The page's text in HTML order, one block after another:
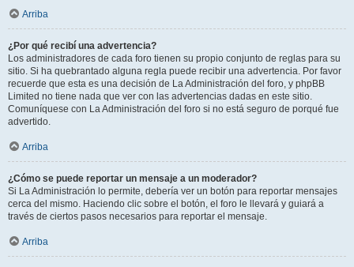
Arriba
¿Por qué recibí una advertencia?
Los administradores de cada foro tienen su propio conjunto de reglas para su
sitio. Si ha quebrantado alguna regla puede recibir una advertencia. Por favor
recuerde que esta es una decisión de La Administración del foro, y phpBB
Limited no tiene nada que ver con las advertencias dadas en este sitio.
Comuníquese con La Administración del foro si no está seguro de porqué fue
advertido.
Arriba
¿Cómo se puede reportar un mensaje a un moderador?
Si La Administración lo permite, debería ver un botón para reportar mensajes
cerca del mismo. Haciendo clic sobre el botón, el foro le llevará y guiará a
través de ciertos pasos necesarios para reportar el mensaje.
Arriba